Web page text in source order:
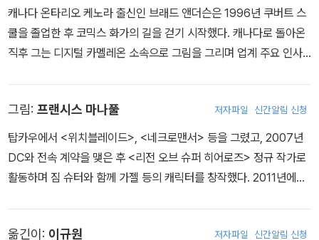
워”를 그렸다. 2019년에는 작가 톰 킹이 쓴 스왐프 씽의 “토크 오브
세인츠”로 아이스너상 단편 부문을 수상했다. 제이슨은 만화 작업 외
에 액션 피규어, 스태츄, 캐나다 조폐국의 수집 동전 등 다양한 수집품
과 함께 살고 있다.
캐나다 온타리오 케노라 출신인 브래드 앤더슨은 1996년 쿠버트 스
쿨을 졸업한 후 코믹스 화가의 길을 걷기 시작했다. 캐나다로 돌아온
직후 그는 디지털 카멜레온 소속으로 그림을 그리며 업계 주요 인사
서 각각 <캣우먼>과 <얼티밋 호크아이>를 그렸다. 최근 그의 손을
거친 작품은 <저스티스 리그>, <다크 나이트 III: 마스터 레이스>(프
랭크 밀러와 공저), <둠스데이 클락> 등이다.
그림: 프랜시스 마나풀 저자파일 신간알림 신청
탑카우에서 <위치블레이드>, <네크로맨서> 등을 그렸고, 2007년
DC와 전속 계약을 맺은 후 <리전 오브 슈퍼 히어로즈> 정규 작가로
활동하며 짐 슈터와 함께 가젤 등의 캐릭터를 창작했다. 2011년에는
옮긴이: 이규원 저자파일 신간알림 신청